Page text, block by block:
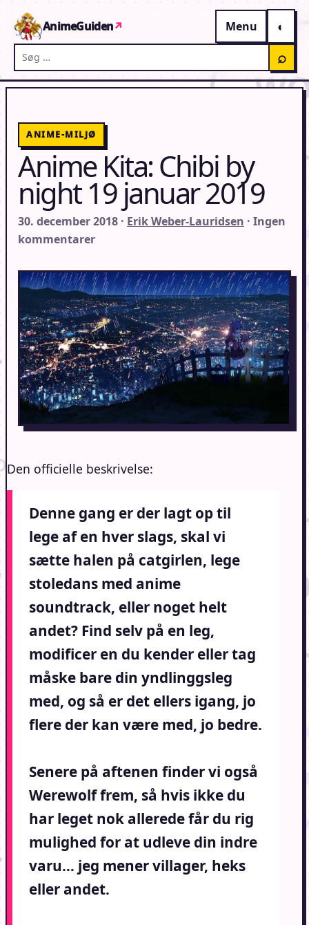
AnimeGuiden↗
Menu
Søg på AnimeGuiden
⌕
ANIME-MILJØ
Anime Kita: Chibi by
night 19 januar 2019
30. december 2018 · Erik Weber-Lauridsen · Ingen
kommentarer
Den officielle beskrivelse:
Denne gang er der lagt op til
lege af en hver slags, skal vi
sætte halen på catgirlen, lege
stoledans med anime
soundtrack, eller noget helt
andet? Find selv på en leg,
modificer en du kender eller tag
måske bare din yndlinggsleg
med, og så er det ellers igang, jo
flere der kan være med, jo bedre.
Senere på aftenen finder vi også
Werewolf frem, så hvis ikke du
har leget nok allerede får du rig
mulighed for at udleve din indre
varu… jeg mener villager, heks
eller andet.